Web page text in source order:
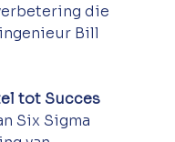
die
Bill
tot Succes
Six Sigma